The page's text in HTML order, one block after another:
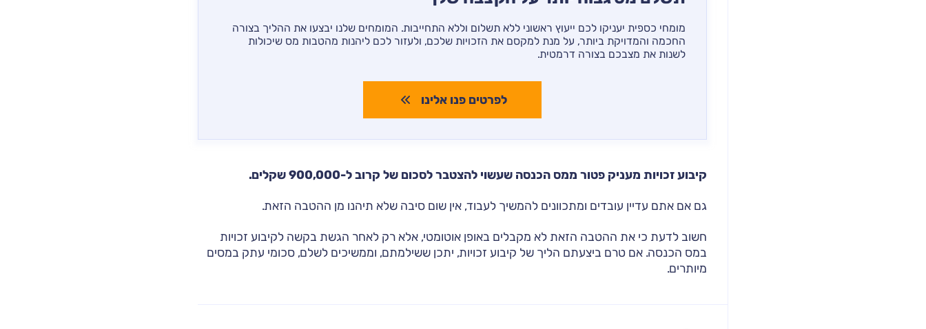
מומחי כספית יעניקו לכם ייעוץ ראשוני ללא תשלום וללא התחייבות. המומחים שלנו יבצעו את ההליך בצורה
החכמה והמדויקת ביותר, על מנת למקסם את הזכויות שלכם, ולעזור לכם ליהנות מהטבות מס שיכולות
לשנות את מצבכם בצורה דרמטית.
לפרטים פנו אלינו
קיבוע זכויות מעניק פטור ממס הכנסה שעשוי להצטבר לסכום של קרוב ל-900,000 שקלים.
גם אם אתם עדיין עובדים ומתכוונים להמשיך לעבוד, אין שום סיבה שלא תיהנו מן ההטבה הזאת.
חשוב לדעת כי את ההטבה הזאת לא מקבלים באופן אוטומטי, אלא רק לאחר הגשת בקשה לקיבוע זכויות
במס הכנסה. אם טרם ביצעתם הליך של קיבוע זכויות, יתכן ששילמתם, וממשיכים לשלם, סכומי עתק במסים
מיותרים.